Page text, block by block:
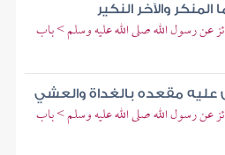
والآخر النكير
عن رسول الله صلى الله عليه وسلم > باب
عليه مقعده بالغداة والعشي
عن رسول الله صلى الله عليه وسلم > باب